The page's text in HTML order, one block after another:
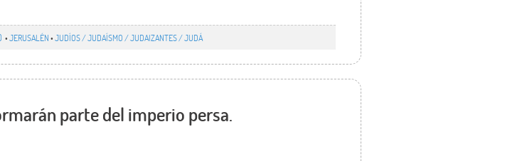
•JERUSALÉN•JUDÍOS / JUDAÍSMO / JUDAIZANTES / JUDÁ
parte del imperio persa.